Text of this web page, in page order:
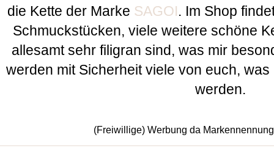
die Kette der Marke SAGOI. Im Shop
Schmuckstücken, viele weitere schöne
allesamt sehr filigran sind, was mir
werden mit Sicherheit viele von euch,
werden.
(Freiwillige) Werbung da